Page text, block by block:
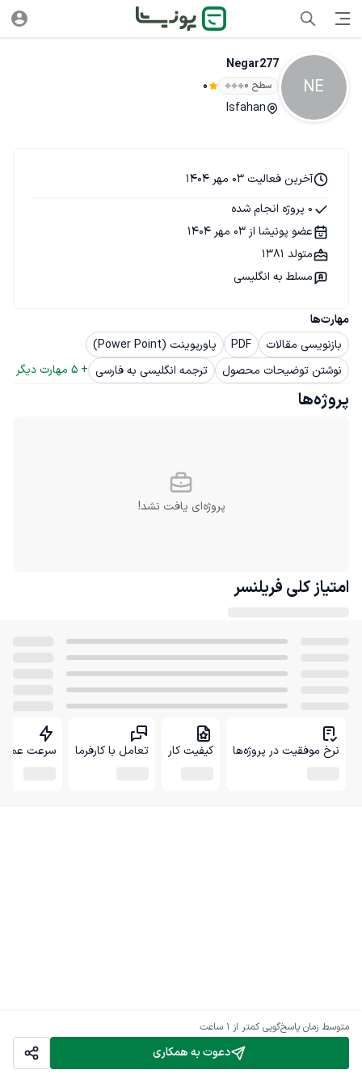
NE
Negar277
سطح ۰ 0
Isfahan
دعوت به همکاری
متوسط زمان پاسخ‌گویی کمتر از 1 ساعت
مهارت‌ها
بازنویسی مقالات
PDF
پاورپوینت (Power Point)
نوشتن توضیحات محصول
ترجمه انگلیسی به فارسی +
5 مهارت دیگر
آخرین فعالیت 03 مهر 1404
0 پروژه انجام شده
عضو پونیشا از 03 مهر 1404
متولد 1381
مسلط به انگلیسی
پروژه‌ها
پروژه‌ای یافت نشد!
امتیاز کلی فریلنسر
نرخ موفقیت در پروژه‌ها کیفیت کار تعامل با کارفرما سرعت عمل